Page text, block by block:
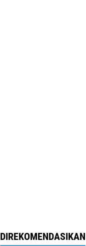
DIREKOMENDASIKAN